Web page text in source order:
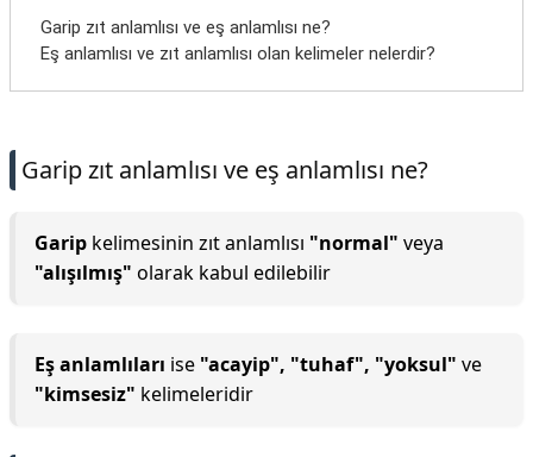
Garip zıt anlamlısı ve eş anlamlısı ne?
Eş anlamlısı ve zıt anlamlısı olan kelimeler nelerdir?
Garip zıt anlamlısı ve eş anlamlısı ne?
Garip kelimesinin zıt anlamlısı "normal" veya
"alışılmış" olarak kabul edilebilir
Eş anlamlıları ise "acayip", "tuhaf", "yoksul" ve
"kimsesiz" kelimeleridir